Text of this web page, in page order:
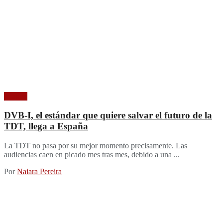
DVB-I, el estándar que quiere salvar el futuro de la
TDT, llega a España
La TDT no pasa por su mejor momento precisamente. Las
audiencias caen en picado mes tras mes, debido a una ...
Por Naiara Pereira